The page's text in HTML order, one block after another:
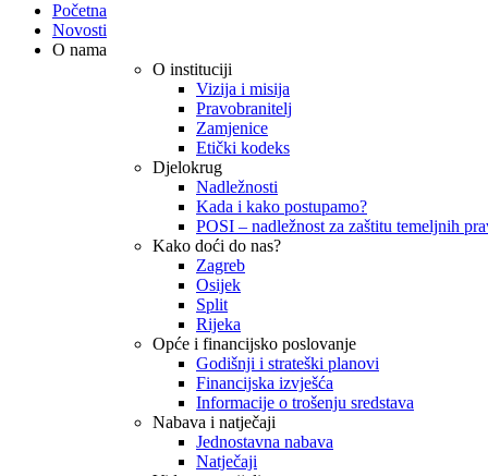
Početna
Novosti
O nama
O instituciji
Vizija i misija
Pravobranitelj
Zamjenice
Etički kodeks
Djelokrug
Nadležnosti
Kada i kako postupamo?
POSI – nadležnost za zaštitu temeljnih
Kako doći do nas?
Zagreb
Osijek
Split
Rijeka
Opće i financijsko poslovanje
Godišnji i strateški planovi
Financijska izvješća
Informacije o trošenju sredstava
Nabava i natječaji
Jednostavna nabava
Natječaji